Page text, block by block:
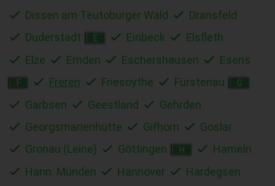
Dissen am Teutoburger Wald
Dransfeld
Duderstadt
E Einbeck
Elsfleth
Elze
Emden Eschershausen Esens
F Freren Friesoythe Fürstenau G
Garbsen Geestland
Gehrden
Georgsmarienhütte
Gifhorn
Goslar
Gronau (Leine)
Göttingen H
Hameln
Hann. Münden
Hannover
Hardegsen